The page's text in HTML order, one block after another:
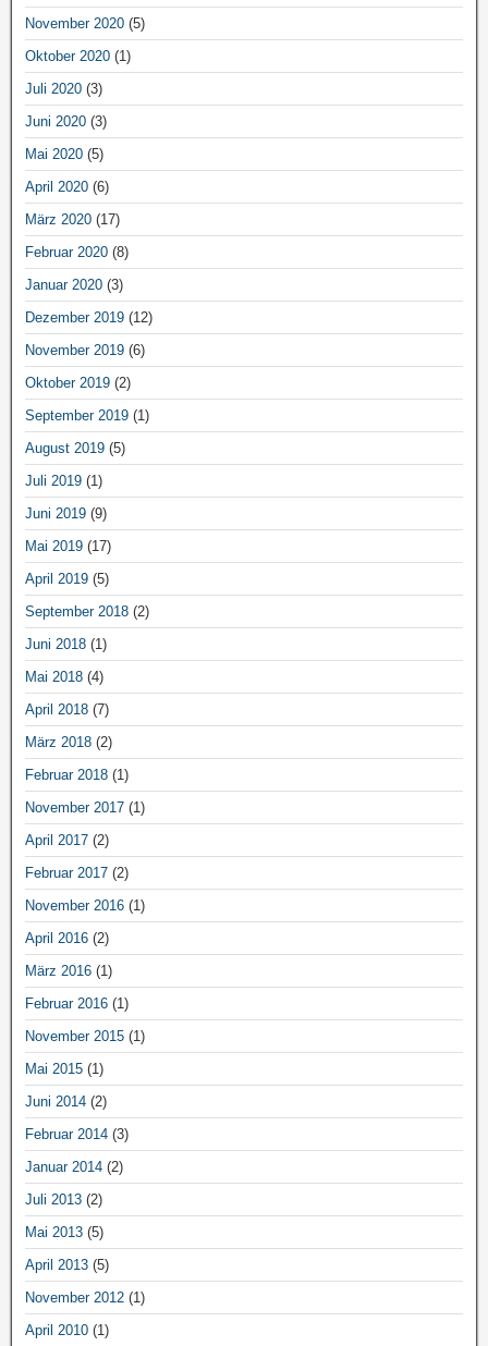
November 2020 (5)
Oktober 2020 (1)
Juli 2020 (3)
Juni 2020 (3)
Mai 2020 (5)
April 2020 (6)
März 2020 (17)
Februar 2020 (8)
Januar 2020 (3)
Dezember 2019 (12)
November 2019 (6)
Oktober 2019 (2)
September 2019 (1)
August 2019 (5)
Juli 2019 (1)
Juni 2019 (9)
Mai 2019 (17)
April 2019 (5)
September 2018 (2)
Juni 2018 (1)
Mai 2018 (4)
April 2018 (7)
März 2018 (2)
Februar 2018 (1)
November 2017 (1)
April 2017 (2)
Februar 2017 (2)
November 2016 (1)
April 2016 (2)
März 2016 (1)
Februar 2016 (1)
November 2015 (1)
Mai 2015 (1)
Juni 2014 (2)
Februar 2014 (3)
Januar 2014 (2)
Juli 2013 (2)
Mai 2013 (5)
April 2013 (5)
November 2012 (1)
April 2010 (1)